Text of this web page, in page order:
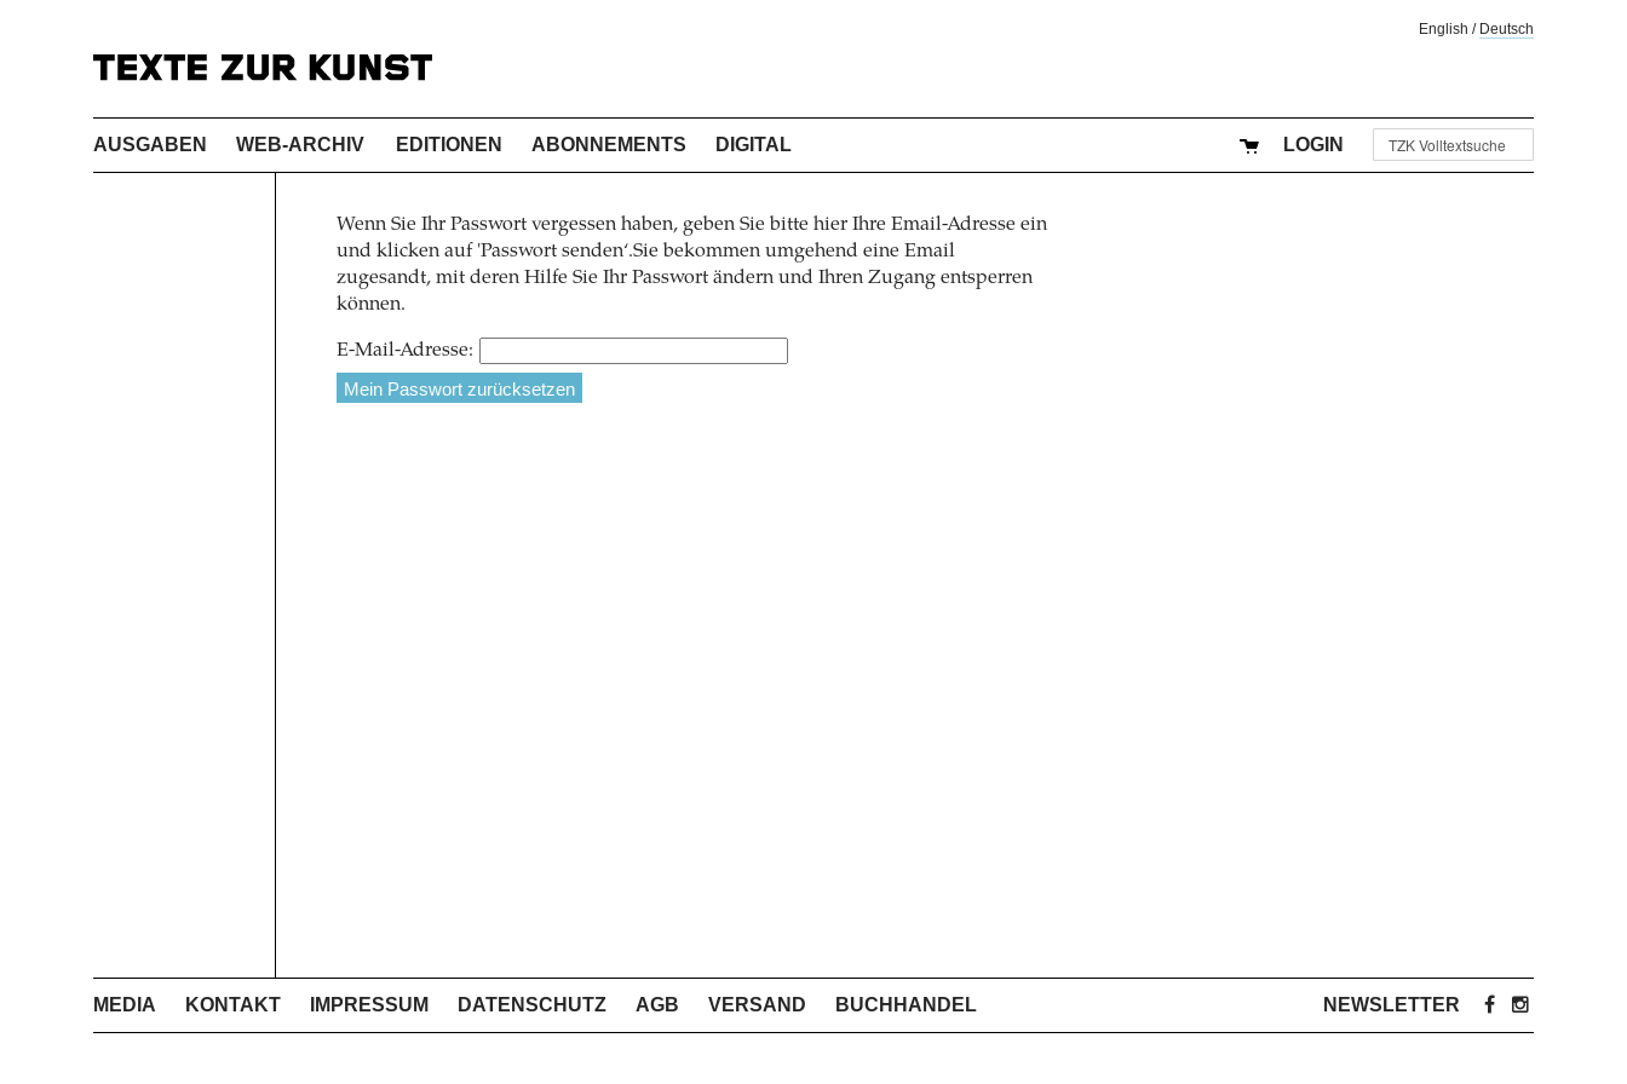
English / Deutsch
AUSGABEN WEB-ARCHIV EDITIONEN ABONNEMENTS DIGITAL LOGIN
Wenn Sie Ihr Passwort vergessen haben, geben Sie bitte hier Ihre Email-Adresse ein
und klicken auf 'Passwort senden‘.Sie bekommen umgehend eine Email
zugesandt, mit deren Hilfe Sie Ihr Passwort ändern und Ihren Zugang entsperren
können.
E-Mail-Adresse:
MEDIA KONTAKT IMPRESSUM DATENSCHUTZ AGB VERSAND BUCHHANDEL NEWSLETTER